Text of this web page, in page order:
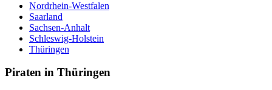
Nordrhein-Westfalen
Saarland
Sachsen-Anhalt
Schleswig-Holstein
Thüringen
Piraten in Thüringen